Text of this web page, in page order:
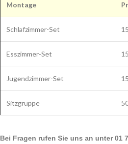
Montage
Schlafzimmer-Set
Esszimmer-Set
Jugendzimmer-Set
Sitzgruppe
Bei Fragen rufen Sie uns an unter 01